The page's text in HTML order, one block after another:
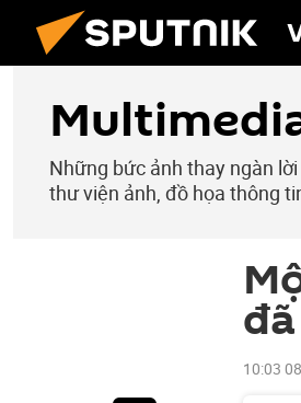
Những bức ảnh thay ngàn
thư viện ảnh, đồ họa thông
10:03